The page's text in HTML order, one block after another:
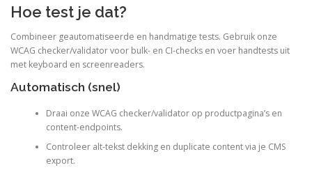
Hoe test je dat?
Combineer geautomatiseerde en handmatige tests. Gebruik onze
WCAG checker/validator voor bulk- en CI-checks en voer handtests uit
met keyboard en screenreaders.
Automatisch (snel)
Draai onze WCAG checker/validator op productpagina’s en
content-endpoints.
Controleer alt-tekst dekking en duplicate content via je CMS
export.